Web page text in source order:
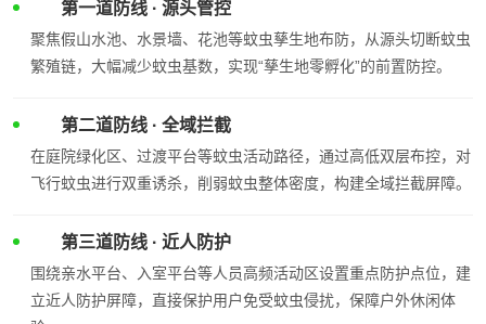
第一道防线 · 源头管控
聚焦假山水池、水景墙、花池等蚊虫孳生地布防，从源头切断蚊虫
繁殖链，大幅减少蚊虫基数，实现“孳生地零孵化”的前置防控。
第二道防线 · 全域拦截
在庭院绿化区、过渡平台等蚊虫活动路径，通过高低双层布控，对
飞行蚊虫进行双重诱杀，削弱蚊虫整体密度，构建全域拦截屏障。
第三道防线 · 近人防护
围绕亲水平台、入室平台等人员高频活动区设置重点防护点位，建
立近人防护屏障，直接保护用户免受蚊虫侵扰，保障户外休闲体